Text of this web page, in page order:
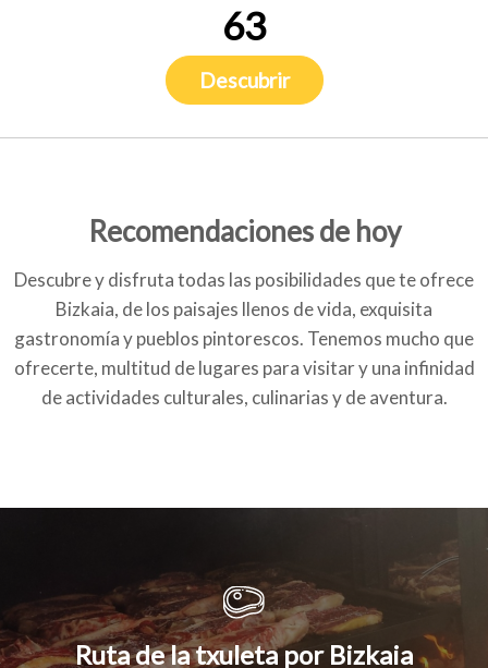
63
Descubrir
Recomendaciones de hoy
Descubre y disfruta todas las posibilidades que te ofrece
Bizkaia, de los paisajes llenos de vida, exquisita
gastronomía y pueblos pintorescos. Tenemos mucho que
ofrecerte, multitud de lugares para visitar y una infinidad
de actividades culturales, culinarias y de aventura.
Ruta de la txuleta por Bizkaia